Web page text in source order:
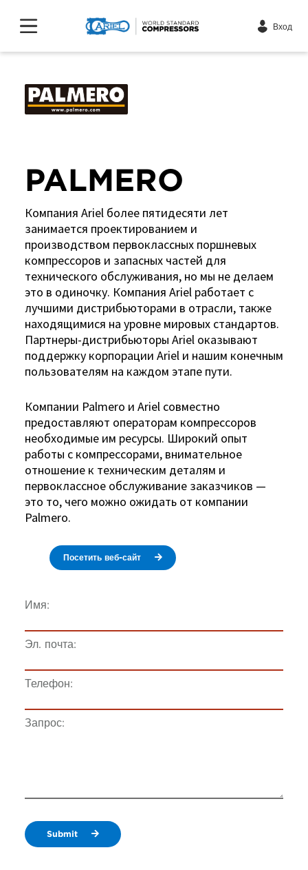
Вход
PALMERO
Компания Ariel более пятидесяти лет
занимается проектированием и
производством первоклассных поршневых
компрессоров и запасных частей для
технического обслуживания, но мы не делаем
это в одиночку. Компания Ariel работает с
лучшими дистрибьюторами в отрасли, также
находящимися на уровне мировых стандартов.
Партнеры-дистрибьюторы Ariel оказывают
поддержку корпорации Ariel и нашим конечным
пользователям на каждом этапе пути.
Компании Palmero и Ariel совместно
предоставляют операторам компрессоров
необходимые им ресурсы. Широкий опыт
работы с компрессорами, внимательное
отношение к техническим деталям и
первоклассное обслуживание заказчиков —
это то, чего можно ожидать от компании
Palmero.
Посетить веб-сайт
Имя:
Эл. почта:
Телефон:
Запрос:
Submit